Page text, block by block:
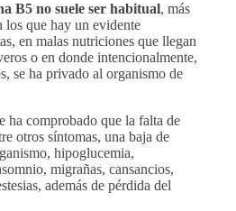
B5 no suele ser habitual, más
los que hay un evidente
en malas nutriciones que llegan
o en donde intencionalmente,
se ha privado al organismo de
ha comprobado que la falta de
otros síntomas, una baja de
hipoglucemia,
migrañas, cansancios,
además de pérdida del